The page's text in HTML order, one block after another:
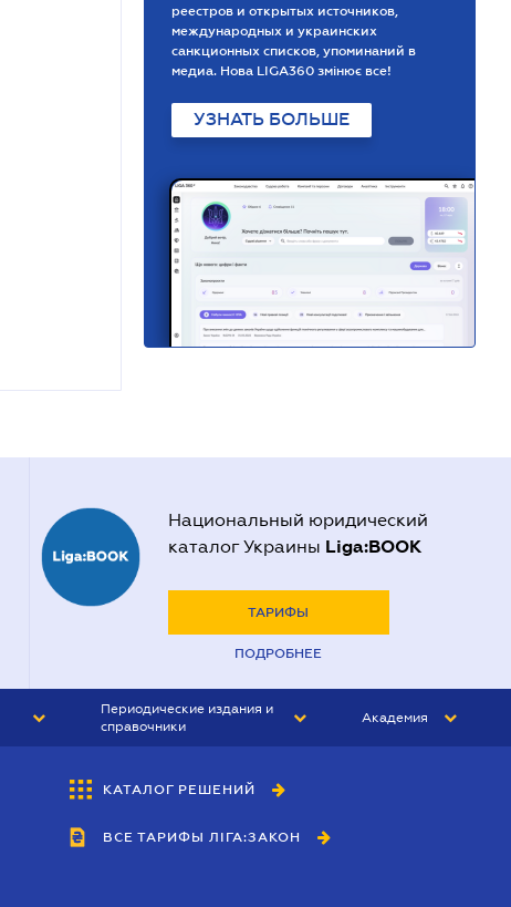
реестров и открытых источников,
международных и украинских
санкционных списков, упоминаний в
медиа. Нова LIGA360 змінює все!
УЗНАТЬ БОЛЬШЕ
Национальный юридический
каталог Украины Liga:BOOK
ТАРИФЫ
ПОДРОБНЕЕ
Периодические издания и
справочники
БУХГАЛТЕР&ЗАКОН
ВЕСТНИК МСФО
Академия
КАТАЛОГ РЕШЕНИЙ
ВСЕ ТАРИФЫ ЛІГА:ЗАКОН